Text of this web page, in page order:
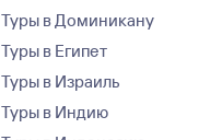
Туры в Доминикану
Туры в Египет
Туры в Израиль
Туры в Индию